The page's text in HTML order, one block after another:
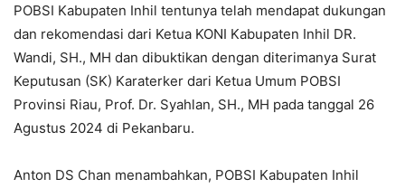
POBSI Kabupaten Inhil tentunya telah mendapat dukungan
dan rekomendasi dari Ketua KONI Kabupaten Inhil DR.
Wandi, SH., MH dan dibuktikan dengan diterimanya Surat
Keputusan (SK) Karaterker dari Ketua Umum POBSI
Provinsi Riau, Prof. Dr. Syahlan, SH., MH pada tanggal 26
Agustus 2024 di Pekanbaru.
Anton DS Chan menambahkan, POBSI Kabupaten Inhil